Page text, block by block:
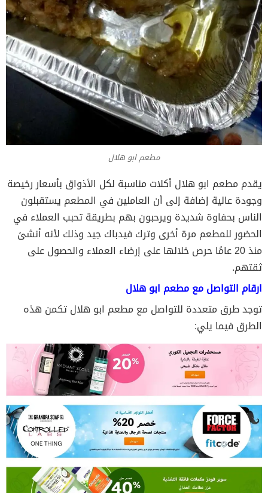
مطعم ابو هلال
يقدم مطعم ابو هلال أكلات مناسبة لكل الأذواق بأسعار رخيصة
وجودة عالية إضافة إلى أن العاملين في المطعم يستقبلون
الناس بحفاوة شديدة ويرحبون بهم بطريقة تحبب العملاء في
الحضور للمطعم مرة أخرى وترك فيدباك جيد وذلك لأنه أنشئ
منذ 20 عامًا حرص خلالها على إرضاء العملاء والحصول على
ثقتهم.
ارقام التواصل مع مطعم ابو هلال
توجد طرق متعددة للتواصل مع مطعم ابو هلال تكمن هذه
الطرق فيما يلي: